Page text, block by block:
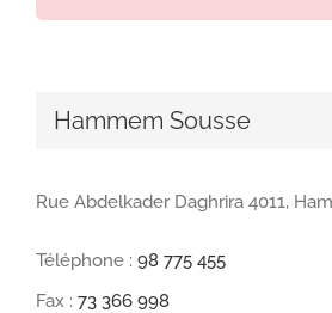
Hammem Sousse
Rue Abdelkader Daghrira 4011,
Téléphone : 98 775 455
Fax : 73 366 998